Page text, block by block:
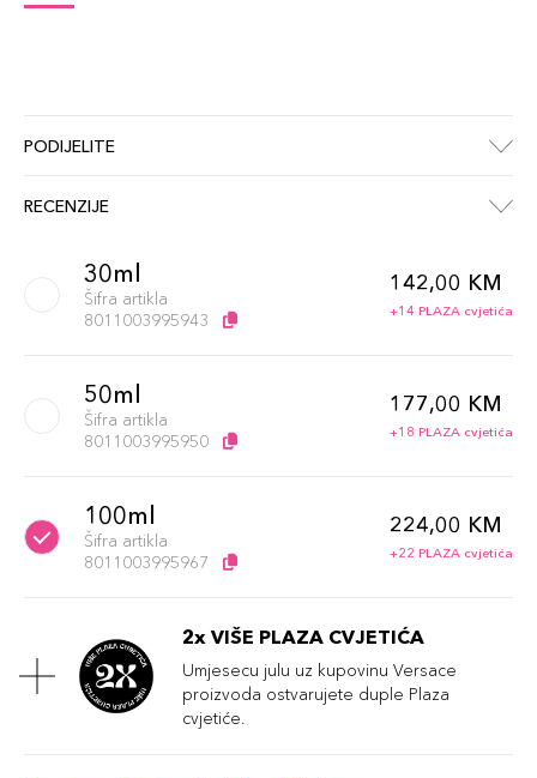
PODIJELITE
RECENZIJE
30ml
Šifra artikla
8011003995943
142,00 KM
+14 PLAZA cvjetića
50ml
Šifra artikla
8011003995950
177,00 KM
+18 PLAZA cvjetića
100ml
Šifra artikla
8011003995967
224,00 KM
+22 PLAZA cvjetića
2x VIŠE PLAZA CVJETIĆA
Umjesecu julu uz kupovinu Versace
proizvoda ostvarujete duple Plaza
cvjetiće.